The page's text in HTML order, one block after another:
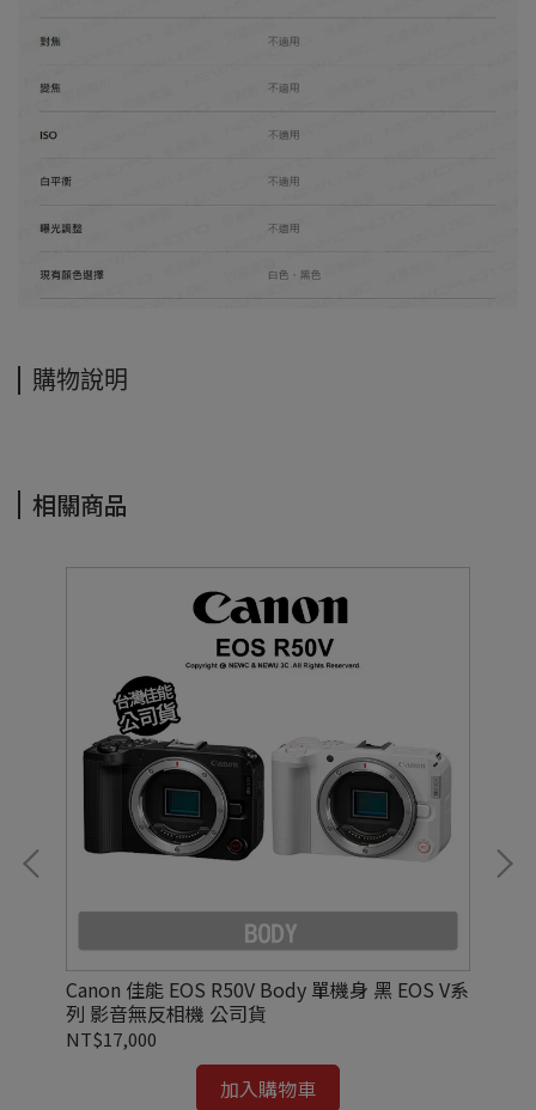
購物說明
相關商品
Canon 佳能 EOS R50V Body 單機身 黑 EOS V系
列 影音無反相機 公司貨
NT$17,000
加入購物車